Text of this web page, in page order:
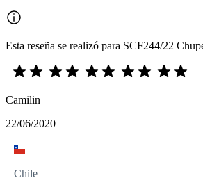
Esta reseña se realizó para SCF244/22
Camilin
22/06/2020
Chile